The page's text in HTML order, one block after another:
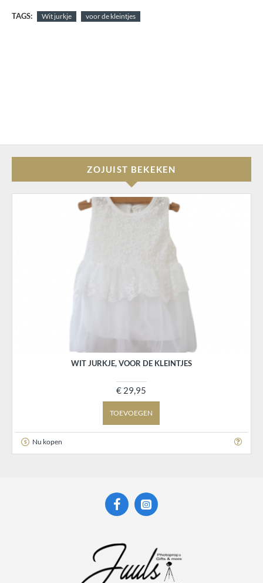
TAGS: Wit jurkje voor de kleintjes
ZOJUIST BEKEKEN
WIT JURKJE, VOOR DE KLEINTJES
€ 29,95
TOEVOEGEN
Nu kopen